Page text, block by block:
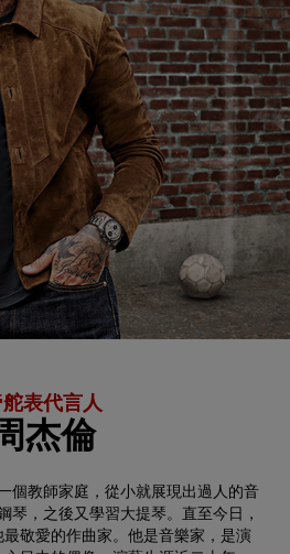
表代言人
杰倫
個教師家庭，從小就展現出過人的音
琴，之後又學習大提琴。直至今日，
敬愛的作曲家。他是音樂家，是演